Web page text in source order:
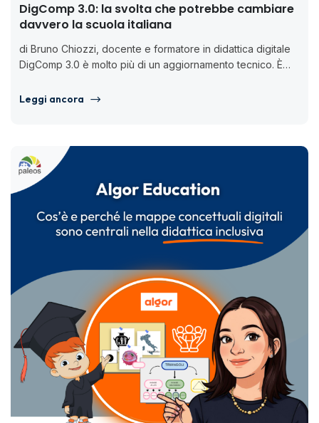
DigComp 3.0: la svolta che potrebbe cambiare
davvero la scuola italiana
di Bruno Chiozzi, docente e formatore in didattica digitale
DigComp 3.0 è molto più di un aggiornamento tecnico. È
Leggi ancora